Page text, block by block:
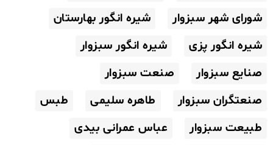
شورای شهر سبزوار
شیره انگور بهارستان
شیره انگور پزی
شیره انگور سبزوار
صنایع سبزوار
صنعت سبزوار
صنعتگران سبزوار
طاهره سلیمی
طبس
طبیعت سبزوار
عباس عمرانی بیدی